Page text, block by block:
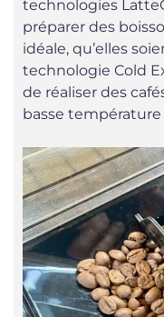
technologies
préparer des
idéale, qu’elles
technologie Cold
de réaliser des
basse